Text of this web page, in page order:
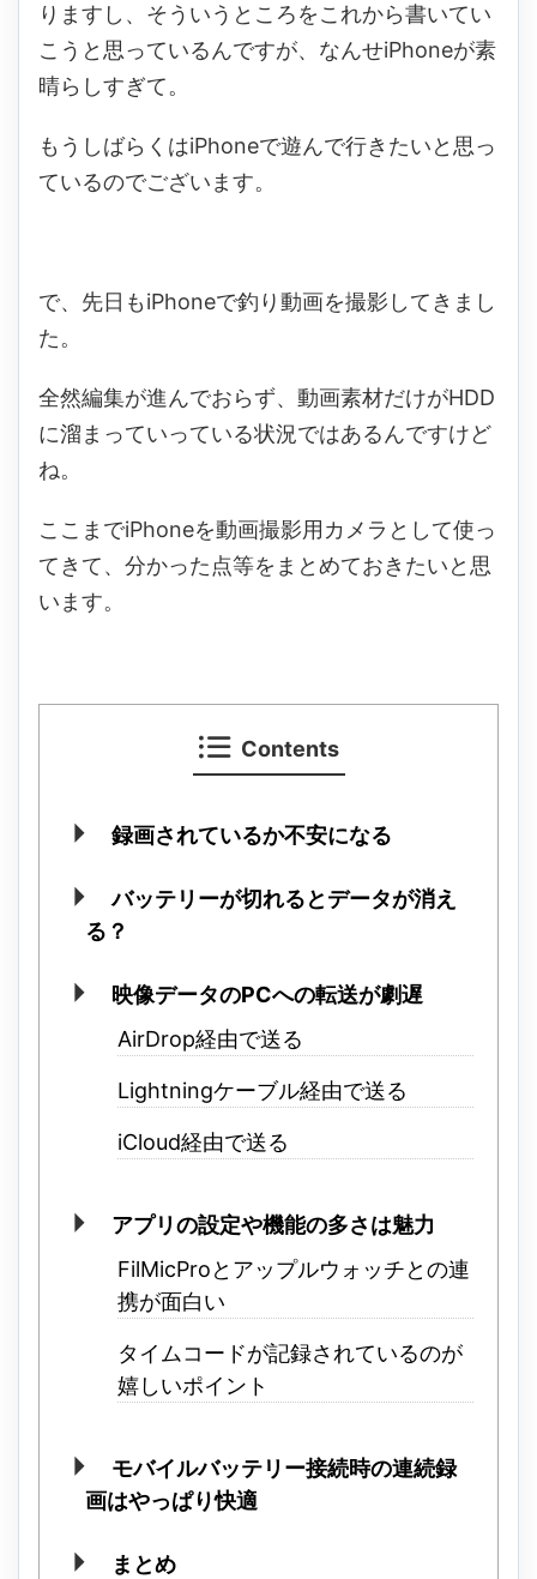
りますし、そういうところをこれから書いてい
こうと思っているんですが、なんせiPhoneが素
晴らしすぎて。
もうしばらくはiPhoneで遊んで行きたいと思っ
ているのでございます。
で、先日もiPhoneで釣り動画を撮影してきまし
た。
全然編集が進んでおらず、動画素材だけがHDD
に溜まっていっている状況ではあるんですけど
ね。
ここまでiPhoneを動画撮影用カメラとして使っ
てきて、分かった点等をまとめておきたいと思
います。
Contents
録画されているか不安になる
バッテリーが切れるとデータが消え
る？
映像データのPCへの転送が劇遅
AirDrop経由で送る
Lightningケーブル経由で送る
iCloud経由で送る
アプリの設定や機能の多さは魅力
FilMicProとアップルウォッチとの連
携が面白い
タイムコードが記録されているのが
嬉しいポイント
モバイルバッテリー接続時の連続録
画はやっぱり快適
まとめ